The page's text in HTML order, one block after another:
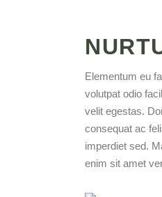
Elementum eu
volutpat odio
velit egestas.
consequat ac
imperdiet sed.
enim sit amet